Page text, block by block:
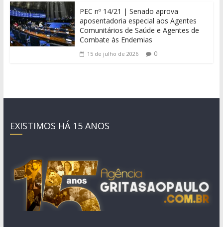
PEC nº 14/21 | Senado aprova
aposentadoria especial aos Agentes
Comunitários de Saúde e Agentes de
Combate às Endemias
15 de julho de 2026 0
EXISTIMOS HÁ 15 ANOS